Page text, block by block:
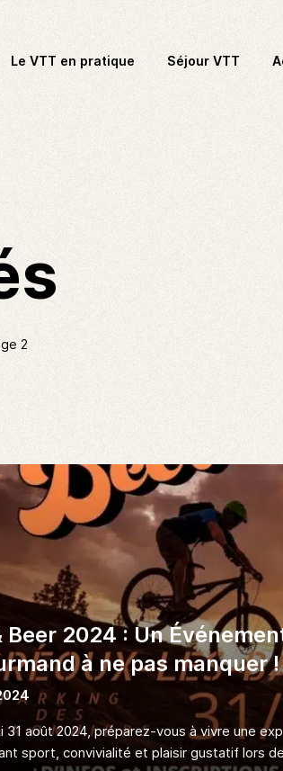
Le VTT en pratique Séjour VTT
2
Beer 2024 : Un
à ne pas manquer !
31 août 2024, préparez-vous à vivre une
sport, convivialité et plaisir gustatif lors